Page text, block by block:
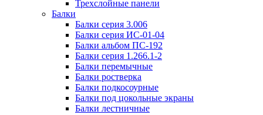
Трехслойные панели
Балки
Балки серия 3.006
Балки серия ИС-01-04
Балки альбом ПС-192
Балки серия 1.266.1-2
Балки перемычные
Балки ростверка
Балки подкосоурные
Балки под цокольные экраны
Балки лестничные